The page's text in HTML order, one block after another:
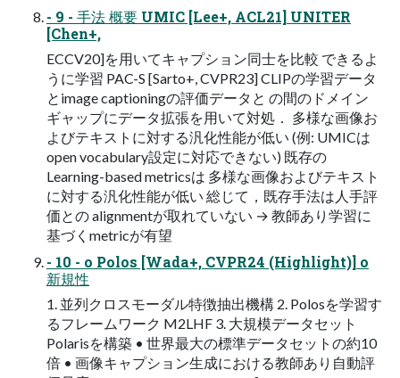
- 9 - ⼿法 概要 UMIC [Lee+, ACL21] UNITER
[Chen+,
ECCV20]を⽤いてキャプション同⼠を⽐較 できるよ
うに学習 PAC-S [Sarto+, CVPR23] CLIPの学習データ
とimage captioningの評価データと の間のドメイン
ギャップにデータ拡張を⽤いて対処． 多様な画像お
よびテキストに対する汎化性能が低い (例: UMICは
open vocabulary設定に対応できない) 既存の
Learning-based metricsは 多様な画像およびテキスト
に対する汎化性能が低い 総じて，既存⼿法は⼈⼿評
価との alignmentが取れていない → 教師あり学習に
基づくmetricが有望
- 10 - o Polos [Wada+, CVPR24 (Highlight)] o
新規性
1. 並列クロスモーダル特徴抽出機構 2. Polosを学習す
るフレームワーク M2LHF 3. ⼤規模データセット
Polarisを構築 • 世界最⼤の標準データセットの約10
倍 • 画像キャプション⽣成における教師あり⾃動評